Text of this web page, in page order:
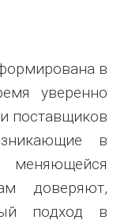
в
уверенно
поставщиков
в
доверяют,
подход в